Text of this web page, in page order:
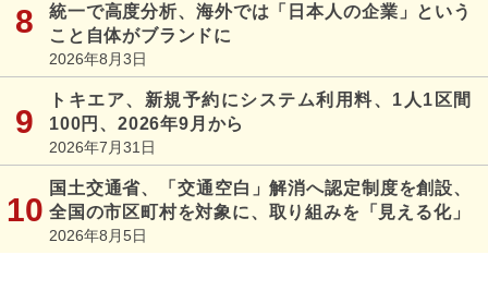
統一で高度分析、海外では「日本人の企業」という
こと自体がブランドに
2026年8月3日
トキエア、新規予約にシステム利用料、1人1区間
100円、2026年9月から
2026年7月31日
国土交通省、「交通空白」解消へ認定制度を創設、
全国の市区町村を対象に、取り組みを「見える化」
2026年8月5日